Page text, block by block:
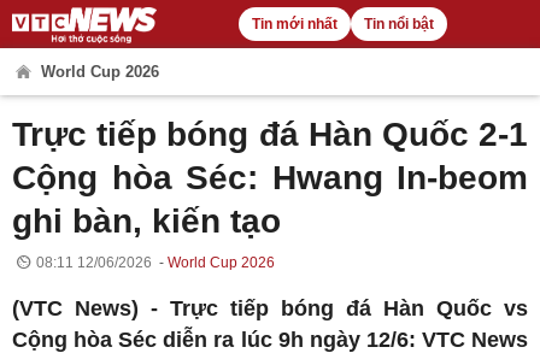
Tin mới nhất Tin nổi bật
World Cup 2026
Trực tiếp bóng đá Hàn Quốc 2-1
Cộng hòa Séc: Hwang In-beom
ghi bàn, kiến tạo
08:11 12/06/2026 World Cup 2026
(VTC News) - Trực tiếp bóng đá Hàn Quốc vs
Cộng hòa Séc diễn ra lúc 9h ngày 12/6: VTC News